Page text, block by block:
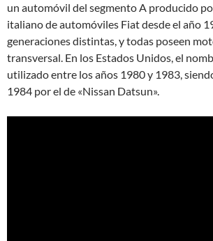
un automóvil del segmento A producido
italiano de automóviles Fiat desde el año
generaciones distintas, y todas poseen
transversal. En los Estados Unidos, el
utilizado entre los años 1980 y 1983,
1984 por el de «Nissan Datsun».